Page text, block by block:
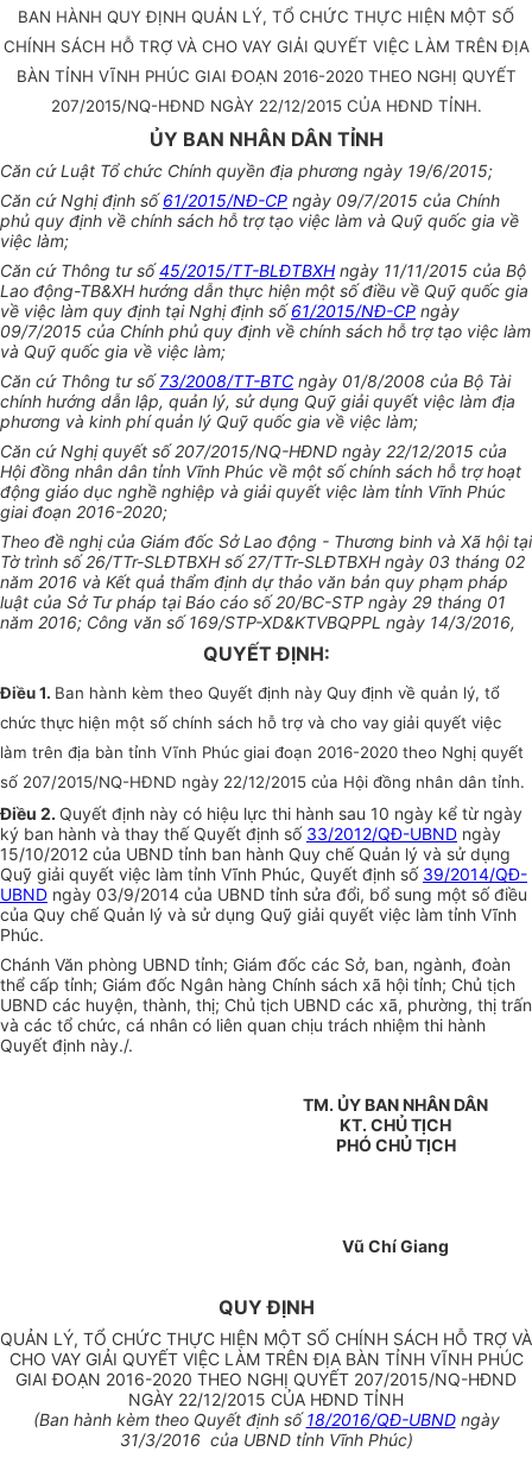
BAN HÀNH QUY ĐỊNH QUẢN LÝ, TỔ CHỨC THỰC HIỆN MỘT SỐ
CHÍNH SÁCH HỖ TRỢ VÀ CHO VAY GIẢI QUYẾT VIỆC LÀM TRÊN ĐỊA
BÀN TỈNH VĨNH PHÚC GIAI ĐOẠN 2016-2020 THEO NGHỊ QUYẾT
207/2015/NQ-HĐND NGÀY 22/12/2015 CỦA HĐND TỈNH.
ỦY BAN NHÂN DÂN TỈNH
Căn cứ Luật Tổ chức Chính quyền địa phương ngày 19/6/2015;
Căn cứ Nghị định số61/2015/NĐ-CP ngày 09/7/2015 của Chính
phủ quy định về chính sách hỗ trợ tạo việc làm và Quỹ quốc gia về
việc làm;
Căn cứ Thông tư số45/2015/TT-BLĐTBXH ngày 11/11/2015 của Bộ
Lao động-TB&XH hướng dẫn thực hiện một số điều về Quỹ quốc gia
về việc làm quy định tại Nghị định số61/2015/NĐ-CP ngày
09/7/2015 của Chính phủ quy định về chính sách hỗ trợ tạo việc làm
và Quỹ quốc gia về việc làm;
Căn cứ Thông tư số73/2008/TT-BTC ngày 01/8/2008 của Bộ Tài
chính hướng dẫn lập, quản lý, sử dụng Quỹ giải quyết việc làm địa
phương và kinh phí quản lý Quỹ quốc gia về việc làm;
Căn cứ Nghị quyết số 207/2015/NQ-HĐND ngày 22/12/2015 của
Hội đồng nhân dân tỉnh Vĩnh Phúc về một số chính sách hỗ trợ hoạt
động giáo dục nghề nghiệp và giải quyết việc làm tỉnh Vĩnh Phúc
giai đoạn 2016-2020;
Theo đề nghị của Giám đốc Sở Lao động - Thương binh và Xã hội tại
Tờ trình số 26/TTr-SLĐTBXH số 27/TTr-SLĐTBXH ngày 03 tháng 02
năm 2016 và Kết quả thẩm định dự thảo văn bản quy phạm pháp
luật của Sở Tư pháp tại Báo cáo số 20/BC-STP ngày 29 tháng 01
năm 2016; Công văn số 169/STP-XD&KTVBQPPL ngày 14/3/2016,
QUYẾT ĐỊNH:
Điều 1. Ban hành kèm theo Quyết định này Quy định về quản lý, tổ
chức thực hiện một số chính sách hỗ trợ và cho vay giải quyết việc
làm trên địa bàn tỉnh Vĩnh Phúc giai đoạn 2016-2020 theo Nghị quyết
số 207/2015/NQ-HĐND ngày 22/12/2015 của Hội đồng nhân dân tỉnh.
Điều 2. Quyết định này có hiệu lực thi hành sau 10 ngày kể từ ngày
ký ban hành và thay thế Quyết định số 33/2012/QĐ-UBND ngày
15/10/2012 của UBND tỉnh ban hành Quy chế Quản lý và sử dụng
Quỹ giải quyết việc làm tỉnh Vĩnh Phúc, Quyết định số 39/2014/QĐ-
UBND ngày 03/9/2014 của UBND tỉnh sửa đổi, bổ sung một số điều
của Quy chế Quản lý và sử dụng Quỹ giải quyết việc làm tỉnh Vĩnh
Phúc.
Chánh Văn phòng UBND tỉnh; Giám đốc các Sở, ban, ngành, đoàn
thể cấp tỉnh; Giám đốc Ngân hàng Chính sách xã hội tỉnh; Chủ tịch
UBND các huyện, thành, thị; Chủ tịch UBND các xã, phường, thị trấn
và các tổ chức, cá nhân có liên quan chịu trách nhiệm thi hành
Quyết định này./.
TM. ỦY BAN NHÂN DÂN
KT. CHỦ TỊCH
PHÓ CHỦ TỊCH
Vũ Chí Giang
QUY ĐỊNH
QUẢN LÝ, TỔ CHỨC THỰC HIỆN MỘT SỐ CHÍNH SÁCH HỖ TRỢ VÀ
CHO VAY GIẢI QUYẾT VIỆC LÀM TRÊN ĐỊA BÀN TỈNH VĨNH PHÚC
GIAI ĐOẠN 2016-2020 THEO NGHỊ QUYẾT 207/2015/NQ-HĐND
NGÀY 22/12/2015 CỦA HĐND TỈNH
(Ban hành kèm theo Quyết định số18/2016/QĐ-UBNDngày
31/3/2016 của UBND tỉnh Vĩnh Phúc)